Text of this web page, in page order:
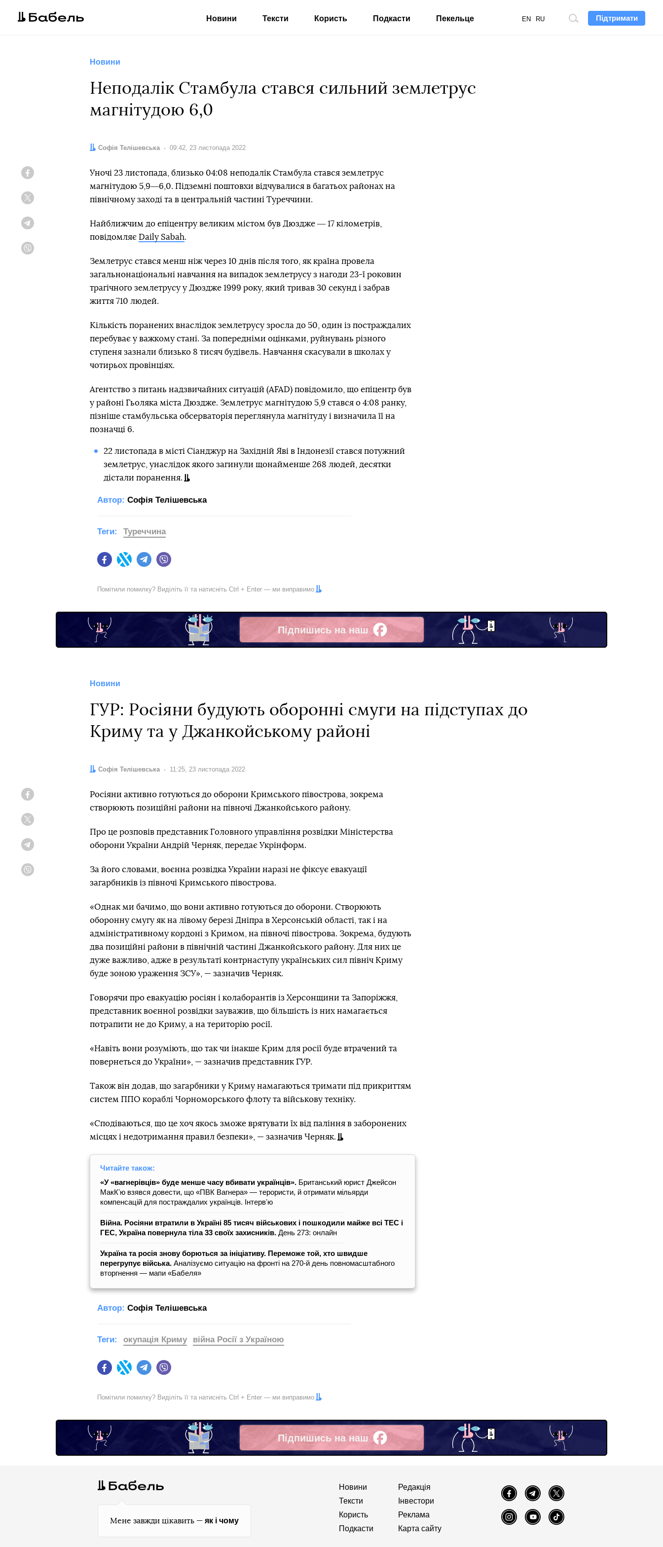
Підтримати
Пошук
EN RU
Новини Тексти Користь Подкасти Пекельце
Новини
Неподалік Стамбула стався сильний землетрус
магнітудою 6,0
Автор:
Софія Телішевська Дата:
09:42, 23 листопада 2022
Уночі 23 листопада, близько 04:08 неподалік Стамбула стався землетрус
магнітудою 5,9―6,0. Підземні поштовхи відчувалися в багатьох районах на
північному заході та в центральній частині Туреччини.
Найближчим до епіцентру великим містом був Дюздже ― 17 кілометрів,
повідомляє Daily Sabah.
Землетрус стався менш ніж через 10 днів після того, як країна провела
загальнонаціональні навчання на випадок землетрусу з нагоди 23-ї роковин
трагічного землетрусу у Дюздже 1999 року, який тривав 30 секунд і забрав
життя 710 людей.
Кількість поранених внаслідок землетрусу зросла до 50, один із постраждалих
перебуває у важкому стані. За попередніми оцінками, руйнувань різного
ступеня зазнали близько 8 тисяч будівель. Навчання скасували в школах у
чотирьох провінціях.
Агентство з питань надзвичайних ситуацій (AFAD) повідомило, що епіцентр був
у районі Гьоляка міста Дюздже. Землетрус магнітудою 5,9 стався о 4:08 ранку,
пізніше стамбульська обсерваторія переглянула магнітуду і визначила її на
позначці 6.
22 листопада в місті Сіанджур на Західній Яві в Індонезії стався потужний
землетрус, унаслідок якого загинули щонайменше 268 людей, десятки
дістали поранення.
Автор: Софія Телішевська
FacebookTwitter Telegram
Теги: Туреччина
Помітили помилку? Виділіть її та натисніть Ctrl + Enter — ми виправимо
Підпишись на наш
Facebook
Новини
ГУР: Росіяни будують оборонні смуги на підступах до
Криму та у Джанкойському районі
Автор:
Софія Телішевська Дата:
11:25, 23 листопада 2022
Росіяни активно готуються до оборони Кримського півострова, зокрема
створюють позиційні райони на півночі Джанкойського району.
Про це розповів представник Головного управління розвідки Міністерства
оборони України Андрій Черняк, передає Укрінформ.
За його словами, воєнна розвідка України наразі не фіксує евакуації
загарбників із півночі Кримського півострова.
«Однак ми бачимо, що вони активно готуються до оборони. Створюють
оборонну смугу як на лівому березі Дніпра в Херсонській області, так і на
адміністративному кордоні з Кримом, на півночі півострова. Зокрема, будують
два позиційні райони в північній частині Джанкойського району. Для них це
дуже важливо, адже в результаті контрнаступу українських сил північ Криму
буде зоною ураження ЗСУ», — зазначив Черняк.
Говорячи про евакуацію росіян і колаборантів із Херсонщини та Запоріжжя,
представник воєнної розвідки зауважив, що більшість із них намагається
потрапити не до Криму, а на територію росії.
«Навіть вони розуміють, що так чи інакше Крим для росії буде втрачений та
повернеться до України», — зазначив представник ГУР.
Також він додав, що загарбники у Криму намагаються тримати під прикриттям
систем ППО кораблі Чорноморського флоту та військову техніку.
«Сподіваються, що це хоч якось зможе врятувати їх від паління в заборонених
місцях і недотримання правил безпеки», — зазначив Черняк.
Читайте також:
«У «вагнерівців» буде менше часу вбивати українців». Британський юрист Джейсон
МакКʼю взявся довести, що «ПВК Вагнера» — терористи, й отримати мільярди
компенсацій для постраждалих українців. Інтервʼю
Війна. Росіяни втратили в Україні 85 тисяч військових і пошкодили майже всі ТЕС і
ГЕС, Україна повернула тіла 33 своїх захисників. День 273: онлайн
Україна та росія знову борються за ініціативу. Переможе той, хто швидше
перегрупує війська. Аналізуємо ситуацію на фронті на 270-й день повномасштабного
вторгнення — мапи «Бабеля»
Автор: Софія Телішевська
FacebookTwitter Telegram
Теги: окупація Криму війна Росії з Україною
Помітили помилку? Виділіть її та натисніть Ctrl + Enter — ми виправимо
Підпишись на наш
Facebook
Мене завжди цікавить — як і чому
Новини
Тексти
Користь
Подкасти
Редакція
Інвестори
Реклама
Карта сайту
FacebookTelegram Twitter
InstagramYouTube TikTok